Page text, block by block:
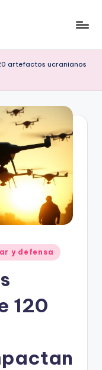
artefactos ucranianos
y defensa
120